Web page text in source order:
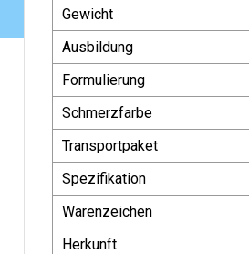
Gewicht
Ausbildung
Formulierung
Schmerzfarbe
Transportpaket
Spezifikation
Warenzeichen
Herkunft